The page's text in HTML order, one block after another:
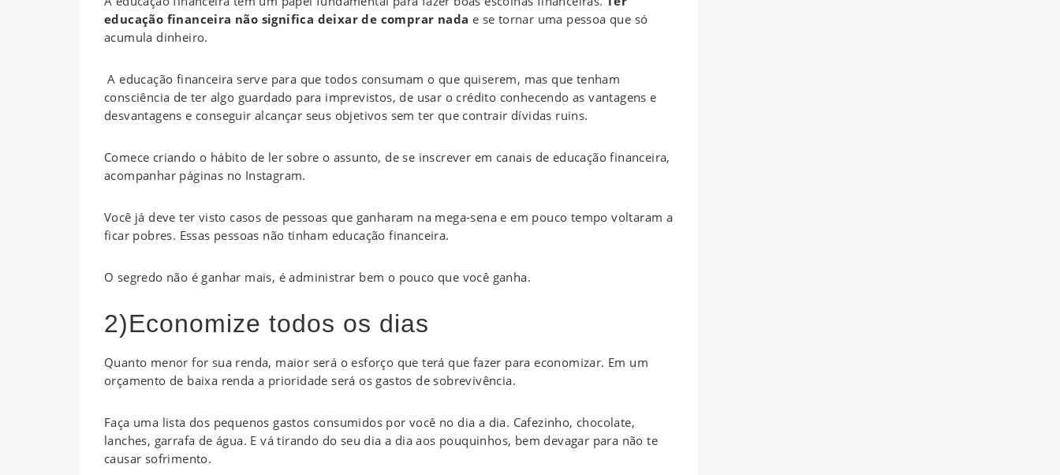
educação financeira não significa deixar de comprar nada e se tornar uma pessoa que só
acumula dinheiro.
A educação financeira serve para que todos consumam o que quiserem, mas que tenham
consciência de ter algo guardado para imprevistos, de usar o crédito conhecendo as vantagens e
desvantagens e conseguir alcançar seus objetivos sem ter que contrair dívidas ruins.
Comece criando o hábito de ler sobre o assunto, de se inscrever em canais de educação financeira,
acompanhar páginas no Instagram.
Você já deve ter visto casos de pessoas que ganharam na mega-sena e em pouco tempo voltaram a
ficar pobres. Essas pessoas não tinham educação financeira.
O segredo não é ganhar mais, é administrar bem o pouco que você ganha.
2)Economize todos os dias
Quanto menor for sua renda, maior será o esforço que terá que fazer para economizar. Em um
orçamento de baixa renda a prioridade será os gastos de sobrevivência.
Faça uma lista dos pequenos gastos consumidos por você no dia a dia. Cafezinho, chocolate,
lanches, garrafa de água. E vá tirando do seu dia a dia aos pouquinhos, bem devagar para não te
causar sofrimento.